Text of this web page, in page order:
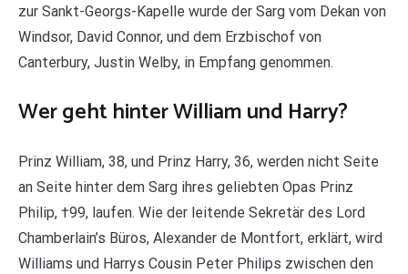
zur Sankt-Georgs-Kapelle wurde der Sarg vom Dekan von
Windsor, David Connor, und dem Erzbischof von
Canterbury, Justin Welby, in Empfang genommen.
Wer geht hinter William und Harry?
Prinz William, 38, und Prinz Harry, 36, werden nicht Seite
an Seite hinter dem Sarg ihres geliebten Opas Prinz
Philip, †99, laufen. Wie der leitende Sekretär des Lord
Chamberlain’s Büros, Alexander de Montfort, erklärt, wird
Williams und Harrys Cousin Peter Philips zwischen den